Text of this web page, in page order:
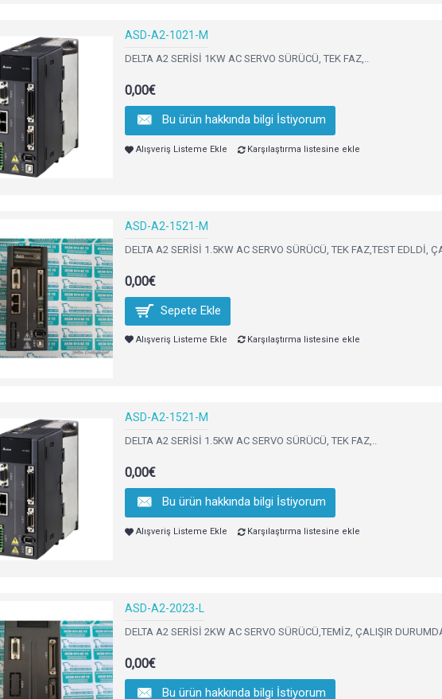
ASD-A2-1021-M
DELTA A2 SERİSİ 1KW AC SERVO SÜRÜCÜ, TEK FAZ,..
0,00€
Bu ürün hakkında bilgi İstiyorum
Alışveriş Listeme Ekle Karşılaştırma listesine ekle
ASD-A2-1521-M
DELTA A2 SERİSİ 1.5KW AC SERVO SÜRÜCÜ, TEK FAZ,TEST EDLDİ,
0,00€
Sepete Ekle
Alışveriş Listeme Ekle Karşılaştırma listesine ekle
ASD-A2-1521-M
DELTA A2 SERİSİ 1.5KW AC SERVO SÜRÜCÜ, TEK FAZ,..
0,00€
Bu ürün hakkında bilgi İstiyorum
Alışveriş Listeme Ekle Karşılaştırma listesine ekle
ASD-A2-2023-L
DELTA A2 SERİSİ 2KW AC SERVO SÜRÜCÜ,TEMİZ, ÇALIŞIR
0,00€
Bu ürün hakkında bilgi İstiyorum